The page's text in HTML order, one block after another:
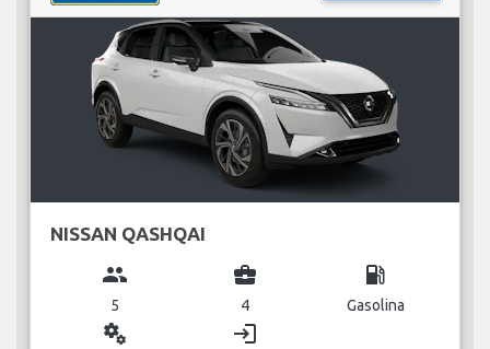
NISSAN QASHQAI
group
5
business_center
4
local_gas_station
Gasolina
miscellaneous_services login